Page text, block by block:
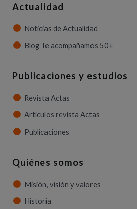
Actualidad
Noticias de Actualidad
Blog Te acompañamos 50+
Publicaciones y estudios
Revista Actas
Artículos revista Actas
Publicaciones
Quiénes somos
Misión, visión y valores
Historia